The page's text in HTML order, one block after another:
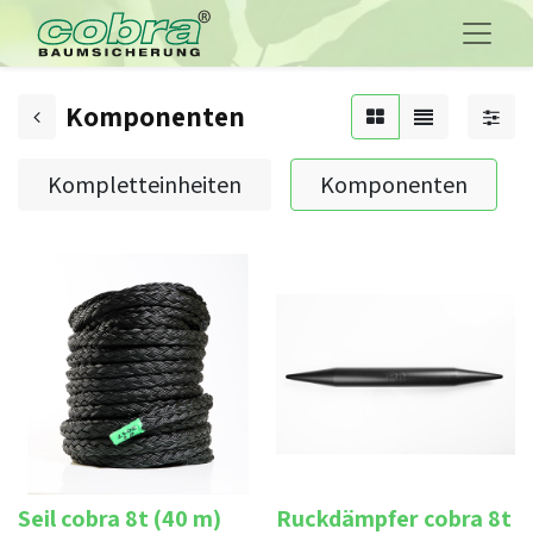
Komponenten
Kompletteinheiten Komponenten
Seil cobra 8t (40 m)
Ruckdämpfer cobra 8t